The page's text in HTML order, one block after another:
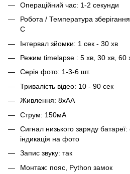
Операційний час: 1-2 секунди
Робота / Температура
C
Інтервал зйомки: 1 сек - 30 хв
Режим timelapse : 5 хв, 30 хв, 60
Серія фото: 1-3-6 шт.
Тривалість відео: 10 - 90 сек
Живлення: 8хАА
Струм: 150мА
Сигнал низького заряду батареї:
індикація на фото
Запис звуку: так
Монтаж: пояс, Python замок